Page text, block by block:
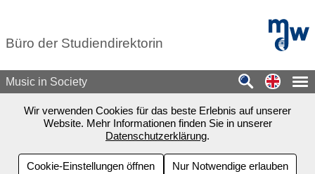
Büro der Studiendirektorin
mdw -
Music in Society
Wir verwenden Cookies für das beste Erlebnis auf unserer
Website. Mehr Informationen finden Sie in unserer
Datenschutzerklärung.
Cookie-Einstellungen öffnen
Nur Notwendige erlauben